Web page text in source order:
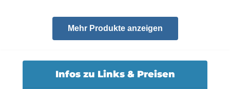
Mehr Produkte anzeigen
Infos zu Links & Preisen